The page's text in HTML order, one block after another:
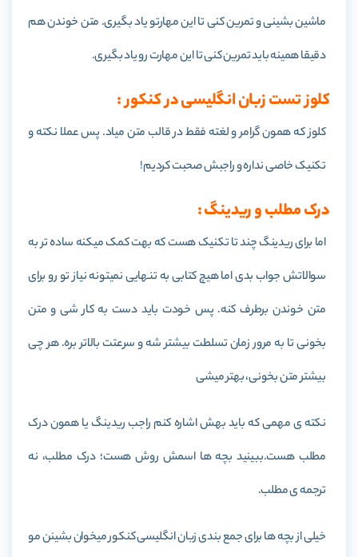
ماشین بشینی و تمرین کنی تا این مهارتو یاد بگیری. متن خوندن هم
دقیقا همینه باید تمرین کنی تا این مهارت رو یاد بگیری.
کلوز تست زبان انگلیسی در کنکور :
کلوز که همون گرامر و لغته فقط در قالب متن میاد. پس عملا نکته و
تکنیک خاصی نداره و راجبش صحبت کردیم!
درک مطلب و ریدینگ :
اما برای ریدینگ چند تا تکنیک هست که بهت کمک میکنه ساده تر به
سوالاتش جواب بدی اما هیچ کتابی به تنهایی نمیتونه نیاز تو رو برای
متن خوندن برطرف کنه. پس خودت باید دست به کار شی و متن
بخونی تا به مرور زمان تسلطت بیشتر شه و سرعتت بالاتر بره. هر چی
بیشتر متن بخونی، بهتر میشی
نکته ی مهمی که باید بهش اشاره کنم راجب ریدینگ یا همون درک
مطلب هست.ببینید بچه ها اسمش روش هست؛ درک مطلب، نه
ترجمه ی مطلب.
خیلی از بچه ها برای جمع بندی زبان انگلیسی کنکور میخوان بشینن مو